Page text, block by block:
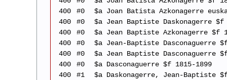
400
#0
$a Joan Batista Azkonagerre
400
#0
$a Jean Baptiste Daskonagerre $f
400
#0
$a Jean Baptiste Azkonagerre $f
400
#0
$a Jean-Baptiste Dasconaguerre
400
#0
$a Jean Baptiste Dasconaguerre
400
#0
$a Dasconaguerre $f 1815-1899
400
#1
$a Daskonagerre, Jean-Baptiste